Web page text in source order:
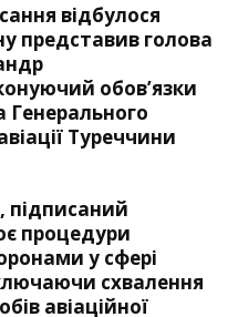
відбулося
представив голова
обов’язки
Генерального
Туреччини
підписаний
процедури
у сфері
схвалення
авіаційної